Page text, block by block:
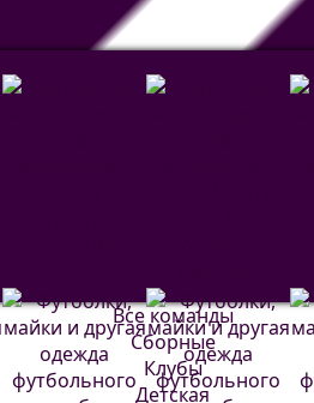
Все команды
Сборные
Клубы
Детская